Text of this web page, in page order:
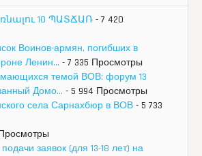
10 ՊԱՏՃԱՌ - 7 420
Воинов-армян, погибших в
Ленин... - 7 335 Просмотры
темой ВОВ: форум 13
Домо... - 5 994 Просмотры
села Сарнахбюр в ВОВ - 5 733
заявок (для 13-18 лет) на